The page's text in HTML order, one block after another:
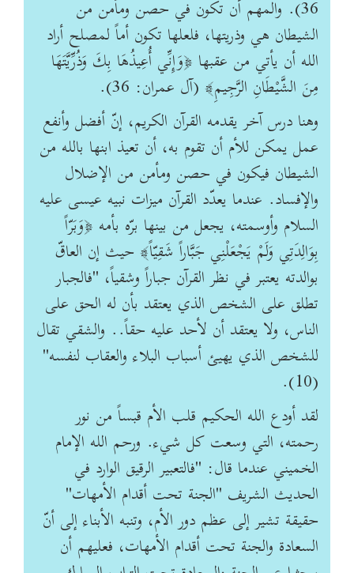
36). والمهم أن تكون في حصن ومأمن من
الشيطان هي وذريتها، فلعلها تكون أماً لمصلح أراد
الله أن يأتي من عقبها ﴿وَإِنِّي أُعِيذُهَا بِكَ وَذُرِّيَّتَهَا
مِنَ الشَّيْطَانِ الرَّجِيمِ﴾ (آل عمران: 36).
وهنا درس آخر يقدمه القرآن الكريم، إنّ أفضل وأنفع
عمل يمكن للأم أن تقوم به، أن تعيذ ابنها بالله من
الشيطان فيكون في حصن ومأمن من الإضلال
والإفساد. عندما يعدّد القرآن ميزات نبيه عيسى عليه
السلام وأوسمته، يجعل من بينها برّه بأمه ﴿وَبَرّاً
بِوَالِدَتِي وَلَمْ يَجْعَلْنِي جَبَّاراً شَقِيّاً﴾ حيث إن العاقّ
بوالدته يعتبر في نظر القرآن جباراً وشقياً، "فالجبار
تطلق على الشخص الذي يعتقد بأن له الحق على
الناس، ولا يعتقد أن لأحد عليه حقاً.. والشقي تقال
للشخص الذي يهيئ أسباب البلاء والعقاب لنفسه"
(10).
لقد أودع الله الحكيم قلب الأم قبساً من نور
رحمته، التي وسعت كل شي‏ء. ورحم الله الإمام
الخميني عندما قال: "فالتعبير الرقيق الوارد في
الحديث الشريف "الجنة تحت أقدام الأمهات"
حقيقة تشير إلى عظم دور الأم، وتنبه الأبناء إلى أنّ
السعادة والجنة تحت أقدام الأمهات، فعليهم أن